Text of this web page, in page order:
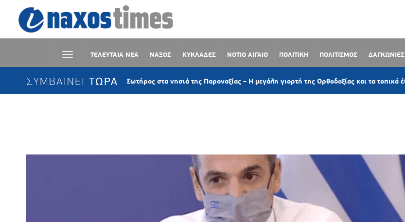
ΤΕΛΕΥΤΑΙΑ ΝΕΑ ΝΑΞΟΣ ΚΥΚΛΑΔΕΣ ΝΟΤΙΟ ΑΙΓΑΙΟ ΠΟΛΙΤΙΚΗ ΠΟΛΙΤΙΣΜΟΣ ΔΑΓΚΩΝΙΕΣ
ΣΥΜΒΑΙΝΕΙ ΤΩΡΑ
Η Μεταμόρφωση του Σωτήρος στα νησιά της Παροναξίας – Η μεγάλη γιορτή της Ορθοδοξίας και τα τοπικά έθιμα